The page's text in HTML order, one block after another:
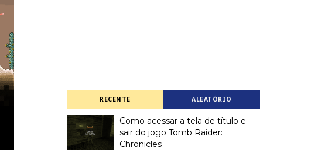
RECENTE ALEATÓRIO
Como acessar a tela de título e
sair do jogo Tomb Raider:
Chronicles